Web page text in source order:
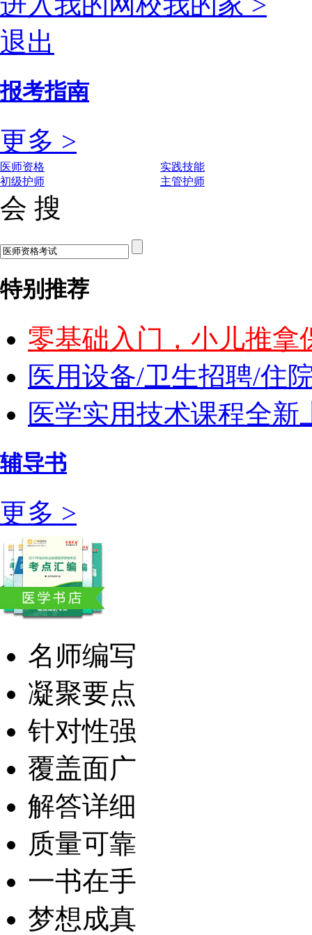
退出
报考指南
更多 >
医师资格
实践技能
初级护师
主管护师
会 搜
特别推荐
零基础入门，小儿推拿
医用设备/卫生招聘/住
医学实用技术课程全
辅导书
更多 >
名师编写
凝聚要点
针对性强
覆盖面广
解答详细
质量可靠
一书在手
梦想成真